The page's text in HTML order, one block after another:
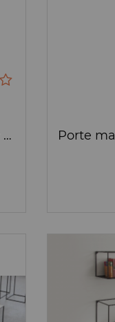
Porte-manteaux Slim Irony - Zeus